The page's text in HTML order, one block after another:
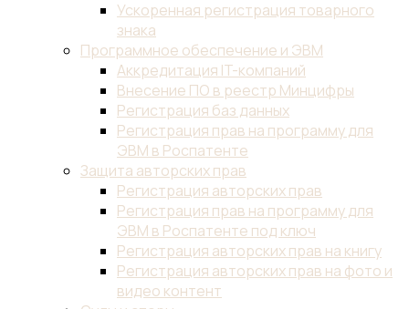
Ускоренная регистрация товарного
знака
Программное обеспечение и ЭВМ
Аккредитация IT-компаний
Внесение ПО в реестр Минцифры
Регистрация баз данных
Регистрация прав на программу для
ЭВМ в Роспатенте
Защита авторских прав
Регистрация авторских прав
Регистрация прав на программу для
ЭВМ в Роспатенте под ключ
Регистрация авторских прав на книгу
Регистрация авторских прав на фото и
видео контент